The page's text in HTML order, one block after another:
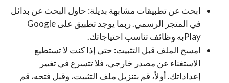
ابحث عن تطبيقات مشابهة بديلة: حاول البحث عن بدائل
في المتجر الرسمي. ربما يوجد تطبيق على Google
Playبه وظائف تناسب احتياجاتك.
امسح الملف قبل التثبيت: حتى إذا كنت لا تستطيع
الاستغناء عن مصدر خارجي، فلا تتسرع في تغيير
إعداداتك. أولاً، قم بتنزيل ملف التثبيت، وقبل فتحه، قم